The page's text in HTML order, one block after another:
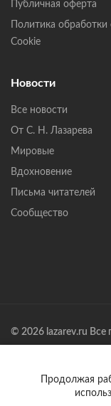
Публичная оферта
Политика
Cookie
Новости
Все новости
От С. Н. Лазарева
Мировые
Вдохновение
Письма читателей
Сообщество
© 2026 lazarev.ru
Банк: ОАО "АЛЬФА-
30101810200000000593
Продолжая